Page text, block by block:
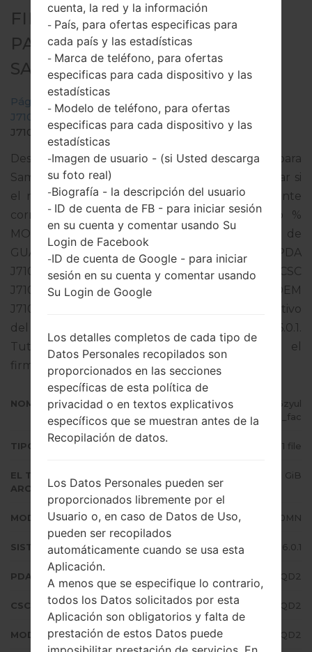
FIRMWARE OFICIAL #35330
PARA SM-J710MN -
SAMSUNGGALAXY J7 2016
Página principal → Galaxy J7 2016 →
SamsungSM-
J710MN
→ SM-
J710MN_1_20170511140839_6zyulgbyt2_fac.zip
Descargue la última actualización de firmware para
Samsung Galaxy J7 2016, pero no olvide verificar si
el número de modelo de su teléfono inteligente
corresponde al número de modelo indicado %
MODEL%. El código del firmware es PGU de
GUATEMALA. El producto viene con la versión PDA
J710MNUBU3AQD2 y la versión CSC
J710MNUWA3AQD2,Versión de MODEM
J710MNUBU3AQD2. La versión del sistema operativo
del firmware dado es Android Marshmallow 6.0.1.
Tutorial completo sobre cómo actualizar el
firmware oficial en dispositivos Samsung
NOMBRE DE ARCHIVO
SM-J710MN_1_20170511140839_6zyul
gbyt2_fac
TIPO DE FIRMWARE 1 file
EL TAMAÑO DEL
ARCHIVO
1.71 GiB
MODELO Samsung SM-J710MN
SISTEMA OPERATIVO Android Marshmallow 6.0.1
PDA/AP VERSIÓN J710MNUBU3AQD2
CSC VERSIÓN J710MNUWA3AQD2
MODEM/CP VERSIÓN J710MNUBU3AQD2
cuenta, la red y la información
- País, para ofertas especificas para
cada país y las estadísticas
- Marca de teléfono, para ofertas
especificas para cada dispositivo y las
estadísticas
- Modelo de teléfono, para ofertas
especificas para cada dispositivo y las
estadísticas
-Imagen de usuario - (si Usted descarga
su foto real)
-Biografía - la descripción del usuario
- ID de cuenta de FB - para iniciar sesión
en su cuenta y comentar usando Su
Login de Facebook
-ID de cuenta de Google - para iniciar
sesión en su cuenta y comentar usando
Su Login de Google
Los detalles completos de cada tipo de
Datos Personales recopilados son
proporcionados en las secciones
específicas de esta política de
privacidad o en textos explicativos
específicos que se muestran antes de la
Recopilación de datos.
Los Datos Personales pueden ser
proporcionados libremente por el
Usuario o, en caso de Datos de Uso,
pueden ser recopilados
automáticamente cuando se usa esta
Aplicación.
A menos que se especifique lo contrario,
todos los Datos solicitados por esta
Aplicación son obligatorios y falta de
prestación de estos Datos puede